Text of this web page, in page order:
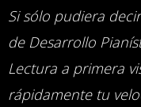
Si sólo pudiera
de Desarrollo
Lectura a primera
rápidamente tu